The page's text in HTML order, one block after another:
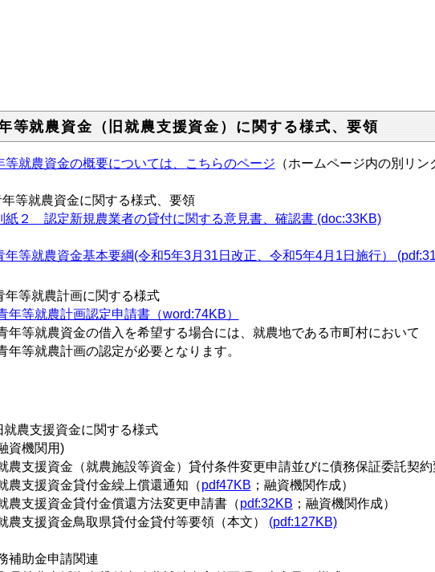
等就農資金（旧就農支援資金）に関する様式、要領
等就農資金の概要については、 こちらのページ （ホームページ内の別リン
等就農資金に関する様式、要領
紙２ 認定新規農業者の貸付に関する意見書、確認書 (doc:33KB)
年等就農資金基本要綱(令和5年3月31日改正、令和5年4月1日施行）
年等就農計画に関する様式
年等就農計画認定申請書（word:74KB）
年等就農資金の借入を希望する場合には、就農地である市町村において
等就農計画の認定が必要となります。
就農支援資金に関する様式
資機関用)
農支援資金（就農施設等資金）貸付条件変更申請並びに債務保証委託契
農支援資金貸付金繰上償還通知（pdf47KB ；融資機関作成）
農支援資金貸付金償還方法変更申請書（pdf:32KB ；融資機関作成）
農支援資金鳥取県貸付金貸付等要領（本文） (pdf:127KB)
補助金申請関連